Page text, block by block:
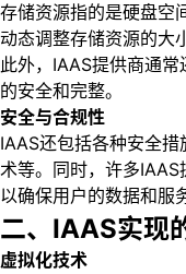
存储资源指的是硬盘空
动态调整存储资源的大
此外，IAAS提供商通
的安全和完整。
安全与合规性
IAAS还包括各种安全
术等。同时，许多IAAS
以确保用户的数据和服
二、IAAS实现
虚拟化技术